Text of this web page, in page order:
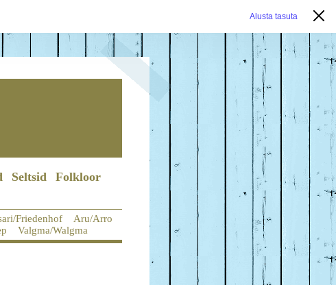
Seltsid
Folkloor
Friedenhof
Aru/Arro
Valgma/Walgma
Alusta tasuta